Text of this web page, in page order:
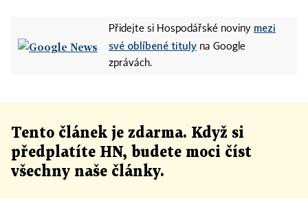
Přidejte si Hospodářské noviny mezi
své oblíbené tituly na Google
zprávách.
Tento článek je zdarma. Když si
předplatíte HN, budete moci číst
všechny naše články.